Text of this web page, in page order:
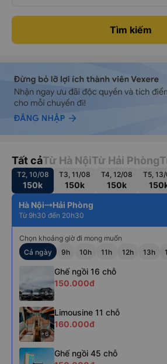
Tìm kiếm
Tất cảTừ Hà NộiTừ Hải Phòng
T2, 10/08
150k
T3, 11/08
150k
T4, 12/08
150k
T5,
Hà Nội
Hải Phòng
Từ 9h30 đến 20h30
Chọn khoảng giờ đi mong muốn
Cả ngày
9h 10h 11h 12h 13h
+5
Ghế ngồi 16 chỗ
150.000đ
+6
Limousine 11 chỗ
160.000đ
Ghế ngồi 45 chỗ